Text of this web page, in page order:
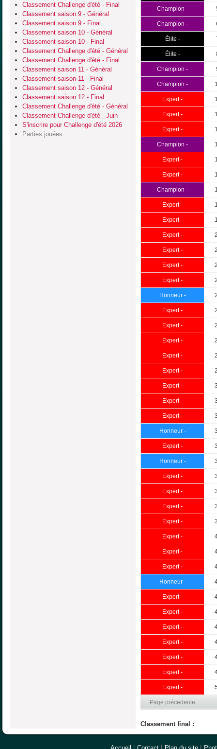
Classement Challenge d'été - Final
Classement saison 9 - Général
Classement saison 9 - Final
Classement saison 10 - Général
Classement saison 10 - Final
Classement Challenge d'été - Général
Classement Challenge d'été - Final
Classement saison 11 - Général
Classement saison 11 - Final
Classement saison 12 - Général
Classement saison 12 - Final
Classement Challenge d'été - Général
Classement Challenge d'été - Juin
S'inscrire pour Challenge d'été 2026
Parties jouées
Champion -
Champion -
Élite -
Élite -
Champion -
Champion -
Expert -
Expert -
Expert -
Champion -
Expert -
Expert -
Champion -
Expert -
Expert -
Expert -
Expert -
Expert -
Expert -
Honneur -
Expert -
Expert -
Expert -
Expert -
Expert -
Expert -
Expert -
Expert -
Honneur -
Expert -
Honneur -
Expert -
Expert -
Expert -
Expert -
Expert -
Expert -
Expert -
Honneur -
Expert -
Expert -
Expert -
Expert -
Expert -
Expert -
Expert -
Page précedente
Classement final :